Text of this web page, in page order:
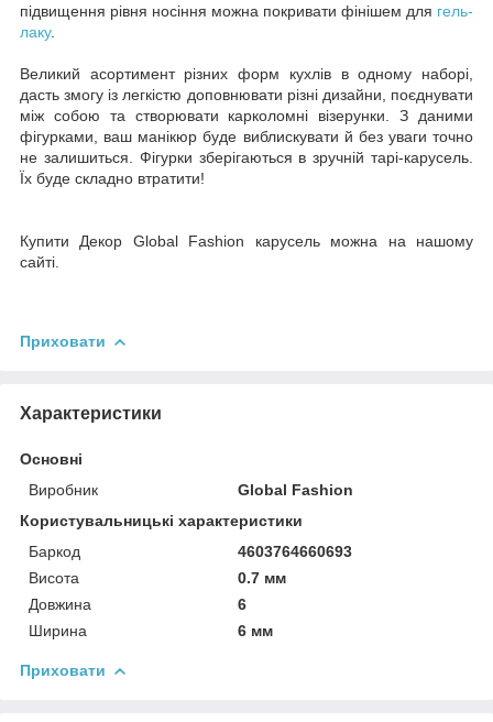
підвищення рівня носіння можна покривати фінішем для гель-
лаку.
Великий асортимент різних форм кухлів в одному наборі,
дасть змогу із легкістю доповнювати різні дизайни, поєднувати
між собою та створювати карколомні візерунки. З даними
фігурками, ваш манікюр буде виблискувати й без уваги точно
не залишиться. Фігурки зберігаються в зручній тарі-карусель.
Їх буде складно втратити!
Купити Декор Global Fashion карусель можна на нашому
сайті.
Приховати
Характеристики
Основні
Виробник
Global Fashion
Користувальницькі характеристики
Баркод
4603764660693
Висота
0.7 мм
Довжина
6
Ширина
6 мм
Приховати